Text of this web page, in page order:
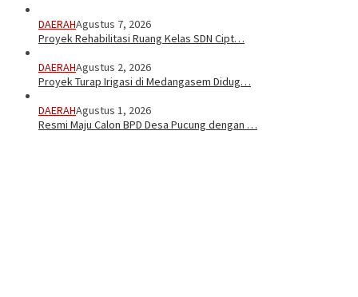
DAERAHAgustus 7, 2026
Proyek Rehabilitasi Ruang Kelas SDN Cipt…
DAERAHAgustus 2, 2026
Proyek Turap Irigasi di Medangasem Didug…
DAERAHAgustus 1, 2026
Resmi Maju Calon BPD Desa Pucung dengan …